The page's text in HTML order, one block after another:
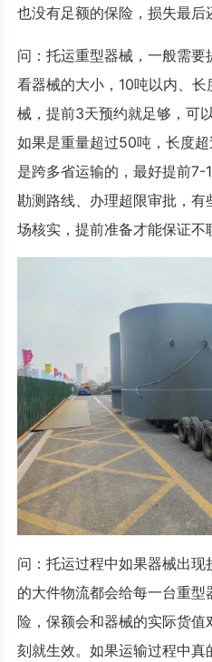
也没有足额的保险，损失最后
问：托运重型器械，一般需
看器械的大小，10吨以内、
械，提前3天预约就足够，可
如果是重量超过50吨，长度
是跨多省运输的，最好提前7-
勘测路线、办理超限审批，
场核实，提前准备才能保证不
问：托运过程中如果器械出
的大件物流都会给每一台重
险，保额会和器械的实际货
刻就生效。如果运输过程中真